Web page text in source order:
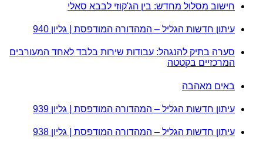
חישוב מסלול מחדש: בין הג'קוזי לבבא סאלי
עיתון חדשות הגליל – המהדורה המודפסת | גליון 940
סערה בתיק להנגהל: עבודות שירות בלבד לאחד המעורבים
המרכזיים בקטטה
באים מאהבה
עיתון חדשות הגליל – המהדורה המודפסת | גליון 939
עיתון חדשות הגליל – המהדורה המודפסת | גליון 938